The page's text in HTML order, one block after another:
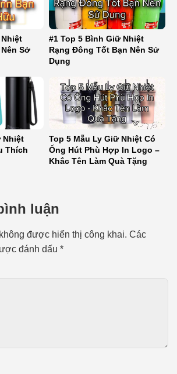
Sở
#1 Top 5 Bình Giữ Nhiệt
Rạng Đông Tốt Bạn Nên Sử
Dụng
Nhiệt
Thích
Top 5 Mẫu Ly Giữ Nhiệt Có
Ống Hút Phù Hợp In Logo –
Khắc Tên Làm Quà Tặng
luận
được hiển thị công khai. Các
đánh dấu *